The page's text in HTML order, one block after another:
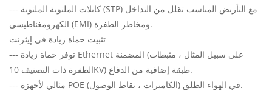
--- كابلات الملتوية الملتوية (STP) مع التأريض المناسب تقلل من التداخل
الكهرومغناطيسي (EMI) ومخاطر الطفرة.
تثبيت حماة زيادة في إيثرنت
--- توفر حماة زيادة Ethernet المضمنة (على سبيل المثال ، مثبطات
الطفرة ذات التصنيف 10KV) طبقة إضافية من الدفاع.
--- مثالي لأجهزة POE في الهواء الطلق (الكاميرات ، نقاط الوصول).